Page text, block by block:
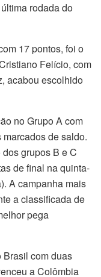
rodada do
17 pontos, foi o
Felício, com
acabou escolhido
no Grupo A com
de saldo.
grupos B e C
de final na quinta-
A campanha mais
a classificada de
pega
Brasil com duas
a Colômbia